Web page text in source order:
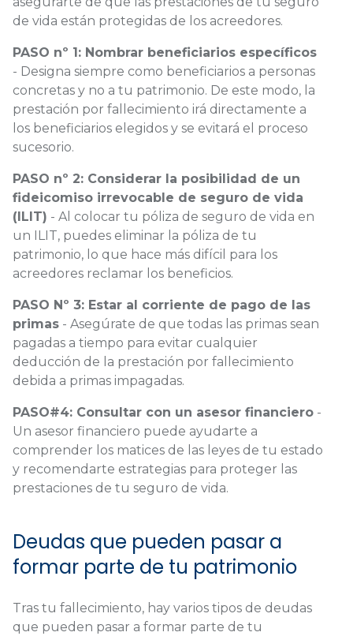
de vida están protegidas de los acreedores.
PASO nº 1: Nombrar beneficiarios específicos
- Designa siempre como beneficiarios a personas
concretas y no a tu patrimonio. De este modo, la
prestación por fallecimiento irá directamente a
los beneficiarios elegidos y se evitará el proceso
sucesorio.
PASO nº 2: Considerar la posibilidad de un
fideicomiso irrevocable de seguro de vida
(ILIT) - Al colocar tu póliza de seguro de vida en
un ILIT, puedes eliminar la póliza de tu
patrimonio, lo que hace más difícil para los
acreedores reclamar los beneficios.
PASO Nº 3: Estar al corriente de pago de las
primas - Asegúrate de que todas las primas sean
pagadas a tiempo para evitar cualquier
deducción de la prestación por fallecimiento
debida a primas impagadas.
PASO#4: Consultar con un asesor financiero -
Un asesor financiero puede ayudarte a
comprender los matices de las leyes de tu estado
y recomendarte estrategias para proteger las
prestaciones de tu seguro de vida.
Deudas que pueden pasar a
formar parte de tu patrimonio
Tras tu fallecimiento, hay varios tipos de deudas
que pueden pasar a formar parte de tu